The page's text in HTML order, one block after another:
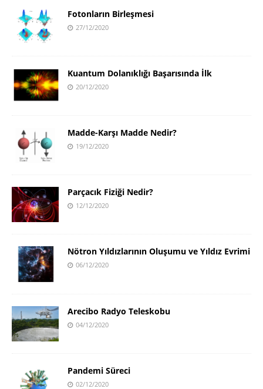
Fotonların Birleşmesi
27/12/2020
Kuantum Dolanıklığı Başarısında İlk
20/12/2020
Madde-Karşı Madde Nedir?
19/12/2020
Parçacık Fiziği Nedir?
12/12/2020
Nötron Yıldızlarının Oluşumu ve Yıldız Evrimi
06/12/2020
Arecibo Radyo Teleskobu
04/12/2020
Pandemi Süreci
02/12/2020